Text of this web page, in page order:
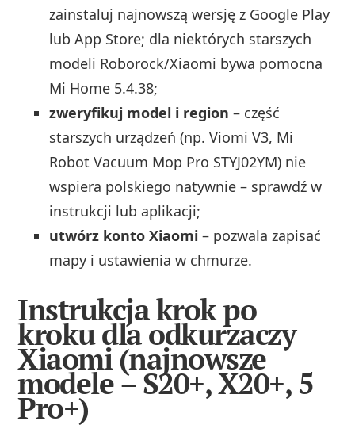
zainstaluj najnowszą wersję z Google Play
lub App Store; dla niektórych starszych
modeli Roborock/Xiaomi bywa pomocna
Mi Home 5.4.38;
zweryfikuj model i region – część
starszych urządzeń (np. Viomi V3, Mi
Robot Vacuum Mop Pro STYJ02YM) nie
wspiera polskiego natywnie – sprawdź w
instrukcji lub aplikacji;
utwórz konto Xiaomi – pozwala zapisać
mapy i ustawienia w chmurze.
Instrukcja krok po
kroku dla odkurzaczy
Xiaomi (najnowsze
modele – S20+, X20+, 5
Pro+)